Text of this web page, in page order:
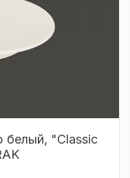
белый, "Classic